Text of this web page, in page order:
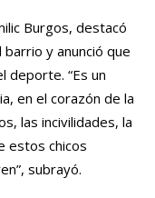
Burgos, destacó
y anunció que
deporte. “Es un
en el corazón de la
las incivilidades, la
estos chicos
subrayó.